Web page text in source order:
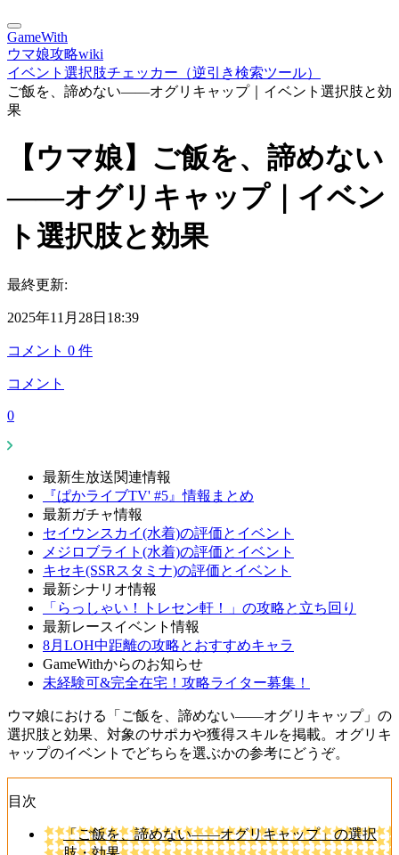
GameWith
ウマ娘攻略wiki
イベント選択肢チェッカー（逆引き検索ツール）
ご飯を、諦めない――オグリキャップ｜イベント選択肢と効
果
【ウマ娘】ご飯を、諦めない
――オグリキャップ｜イベン
ト選択肢と効果
最終更新:
2025年11月28日18:39
コメント 0 件
コメント
0
最新生放送関連情報
『ぱかライブTV' #5』情報まとめ
最新ガチャ情報
セイウンスカイ(水着)の評価とイベント
メジロブライト(水着)の評価とイベント
キセキ(SSRスタミナ)の評価とイベント
最新シナリオ情報
「らっしゃい！トレセン軒！」の攻略と立ち回り
最新レースイベント情報
8月LOH中距離の攻略とおすすめキャラ
GameWithからのお知らせ
未経験可&完全在宅！攻略ライター募集！
ウマ娘における「ご飯を、諦めない――オグリキャップ」の
選択肢と効果、対象のサポカや獲得スキルを掲載。オグリキ
ャップのイベントでどちらを選ぶかの参考にどうぞ。
目次
「ご飯を、諦めない――オグリキャップ」の選択